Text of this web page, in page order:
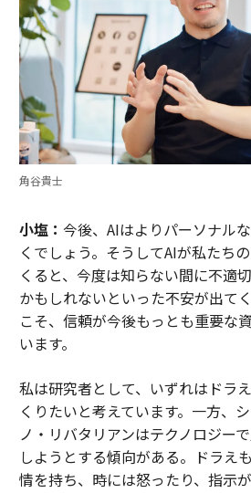
角谷貴士
小塩： 今後、AIはよりパーソナル
くでしょう。そうしてAIが私たち
くると、今度は知らない間に不適
かもしれないといった不安が出て
こそ、信頼が今後もっとも重要な
います。
私は研究者として、いずれはドラ
くりたいと考えています。一方、
ノ・リバタリアンはテクノロジー
しようとする傾向がある。ドラえ
情を持ち、時には怒ったり、指示